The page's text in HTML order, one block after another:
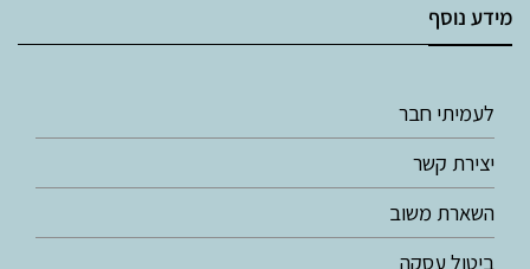
מידע נוסף
לעמיתי חבר
יצירת קשר
השארת משוב
ביטול עסקה